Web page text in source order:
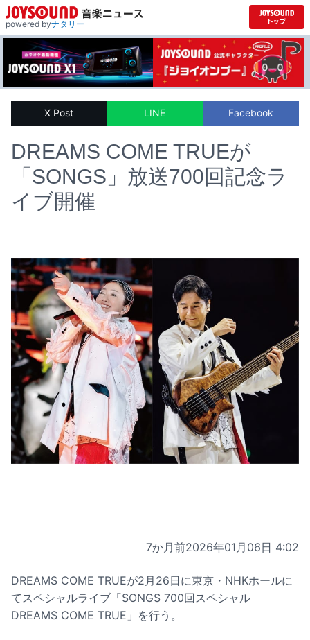
powered byナタリー
X Post LINE Facebook
DREAMS COME TRUEが
「SONGS」放送700回記念ラ
イブ開催
7か月前2026年01月06日 4:02
DREAMS COME TRUEが2月26日に東京・NHKホールに
てスペシャルライブ「SONGS 700回スペシャル
DREAMS COME TRUE」を行う。